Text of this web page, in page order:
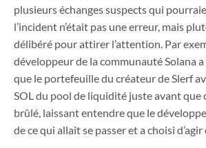
plusieurs échanges suspects qui
l’incident n’était pas une erreur, mais
délibéré pour attirer l’attention. Par
développeur de la communauté Solana
que le portefeuille du créateur de Slerf
SOL du pool de liquidité juste avant que
brûlé, laissant entendre que le
de ce qui allait se passer et a choisi